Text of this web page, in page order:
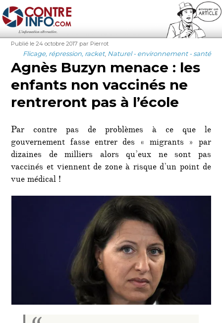
Contre-Info
Publié
Publié le 24 octobre 2017 Auteur
par Pierrot
Catégories
Flicage, répression, racket, Naturel - environnement - santé
Agnès Buzyn menace : les
enfants non vaccinés ne
rentreront pas à l’école
Par contre pas de problèmes à ce que le
gouvernement fasse entrer des « migrants » par
dizaines de milliers alors qu’eux ne sont pas
vaccinés et viennent de zone à risque d’un point de
vue médical !